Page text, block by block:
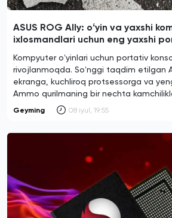
ASUS ROG Ally: oʻyin va yaxshi
ixlosmandlari uchun eng yaxshi
Kompyuter oʻyinlari uchun portativ
rivojlanmoqda. Soʻnggi taqdim etilgan
ekranga, kuchliroq protsessorga va
Ammo qurilmaning bir nechta
Geyming 08 iyul, 19:55